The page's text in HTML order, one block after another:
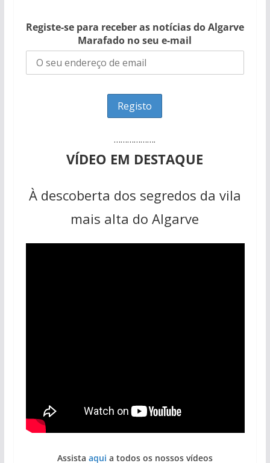
Registe-se para receber as notícias do Algarve
Marafado no seu e-mail
……………….
VÍDEO EM DESTAQUE
À descoberta dos segredos da vila
mais alta do Algarve
Assista aqui a todos os nossos vídeos